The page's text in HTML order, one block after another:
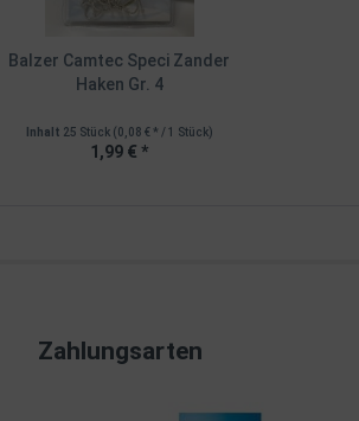
Balzer Camtec Speci Zander
Haken Gr. 4
Inhalt 25 Stück (0,08 € * / 1 Stück)
1,99 € *
Zahlungsarten